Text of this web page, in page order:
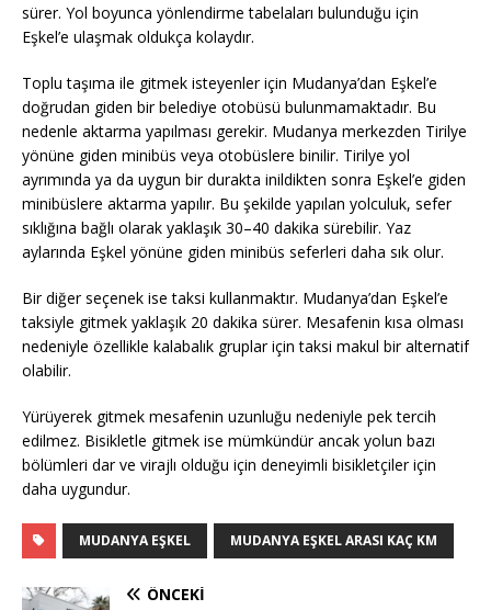
sürer. Yol boyunca yönlendirme tabelaları bulunduğu için
Eşkel’e ulaşmak oldukça kolaydır.
Toplu taşıma ile gitmek isteyenler için Mudanya’dan Eşkel’e
doğrudan giden bir belediye otobüsü bulunmamaktadır. Bu
nedenle aktarma yapılması gerekir. Mudanya merkezden Tirilye
yönüne giden minibüs veya otobüslere binilir. Tirilye yol
ayrımında ya da uygun bir durakta inildikten sonra Eşkel’e giden
minibüslere aktarma yapılır. Bu şekilde yapılan yolculuk, sefer
sıklığına bağlı olarak yaklaşık 30–40 dakika sürebilir. Yaz
aylarında Eşkel yönüne giden minibüs seferleri daha sık olur.
Bir diğer seçenek ise taksi kullanmaktır. Mudanya’dan Eşkel’e
taksiyle gitmek yaklaşık 20 dakika sürer. Mesafenin kısa olması
nedeniyle özellikle kalabalık gruplar için taksi makul bir alternatif
olabilir.
Yürüyerek gitmek mesafenin uzunluğu nedeniyle pek tercih
edilmez. Bisikletle gitmek ise mümkündür ancak yolun bazı
bölümleri dar ve virajlı olduğu için deneyimli bisikletçiler için
daha uygundur.
MUDANYA EŞKEL MUDANYA EŞKEL ARASI KAÇ KM
ÖNCEKI